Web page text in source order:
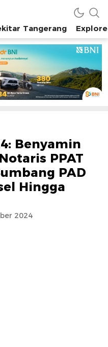
Raya
Tangerang
Benyamin
PPAT
PAD
Hingga
2024